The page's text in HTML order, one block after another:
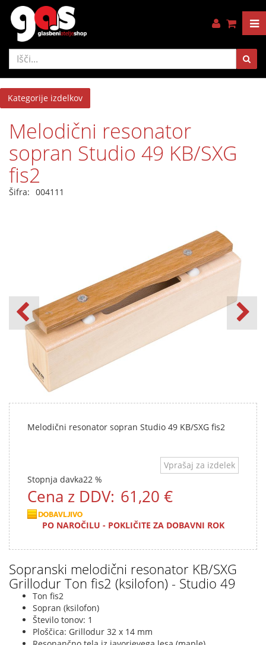
Kategorije izdelkov
Melodični resonator
sopran Studio 49 KB/SXG
fis2
Šifra: 004111
Melodični resonator sopran Studio 49 KB/SXG fis2
Vprašaj za izdelek
Stopnja davka22 %
Cena z DDV: 61,20 €
PO NAROČILU - POKLIČITE ZA DOBAVNI ROK
Sopranski melodični resonator KB/SXG
Grillodur Ton fis2 (ksilofon) - Studio 49
Ton fis2
Sopran (ksilofon)
Število tonov: 1
Ploščica: Grillodur 32 x 14 mm